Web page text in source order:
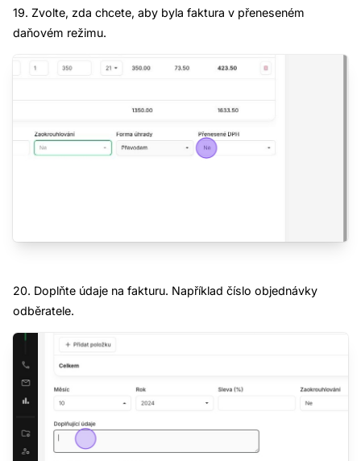
19. Zvolte, zda chcete, aby byla faktura v přeneseném
daňovém režimu.
20. Doplňte údaje na fakturu. Například číslo objednávky
odběratele.